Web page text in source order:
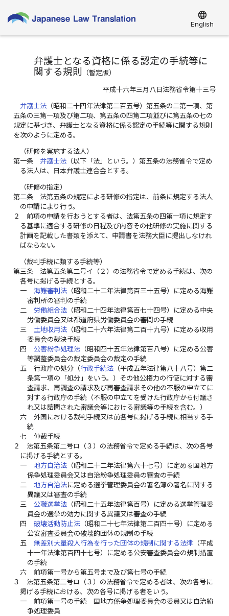
language
English
弁護士となる資格に係る認定の手続等に
関する規則
（暫定版）
平成十六年三月八日法務省令第十三号
弁護士法 （昭和二十四年法律第二百五号）第五条の二第一項、第
五条の三第一項及び第二項、第五条の四第二項並びに第五条の七の
規定に基づき、弁護士となる資格に係る認定の手続等に関する規則
を次のように定める。
（研修を実施する法人）
第一条
弁護士法 （以下「法」という。）第五条の法務省令で定め
る法人は、日本弁護士連合会とする。
（研修の指定）
第二条
法第五条の規定による研修の指定は、前条に規定する法人
の申請により行う。
２
前項の申請を行おうとする者は、法第五条の四第一項に規定す
る基準に適合する研修の日程及び内容その他研修の実施に関する
計画を記載した書類を添えて、申請書を法務大臣に提出しなけれ
ばならない。
（裁判手続に類する手続等）
第三条
法第五条第二号イ（２）の法務省令で定める手続は、次の
各号に掲げる手続とする。
一
海難審判法（昭和二十二年法律第百三十五号）に定める海難
審判所の審判の手続
二
労働組合法（昭和二十四年法律第百七十四号）に定める中央
労働委員会又は都道府県労働委員会の審問の手続
三
土地収用法（昭和二十六年法律第二百十九号）に定める収用
委員会の裁決手続
四
公害紛争処理法（昭和四十五年法律第百八号）に定める公害
等調整委員会の裁定委員会の裁定の手続
五
行政庁の処分（行政手続法（平成五年法律第八十八号）第二
条第一項の「処分」をいう。）その他公権力の行使に対する審
査請求、再調査の請求及び再審査請求その他の不服の申立てに
対する行政庁の手続（不服の申立てを受けた行政庁から付議さ
れ又は諮問された審議会等における審議等の手続を含む。）
六
外国における裁判手続又は前各号に掲げる手続に相当する手
続
七
仲裁手続
２
法第五条第二号ロ（３）の法務省令で定める手続は、次の各号
に掲げる手続とする。
一
地方自治法（昭和二十二年法律第六十七号）に定める国地方
係争処理委員会又は自治紛争処理委員の審査の手続
二
地方自治法に定める選挙管理委員会の署名簿の署名に関する
異議又は審査の手続
三
公職選挙法（昭和二十五年法律第百号）に定める選挙管理委
員会の選挙の効力に関する異議又は審査の手続
四
破壊活動防止法（昭和二十七年法律第二百四十号）に定める
公安審査委員会の破壊的団体の規制の手続
五
無差別大量殺人行為を行った団体の規制に関する法律 （平成
十一年法律第百四十七号）に定める公安審査委員会の規制措置
の手続
六
前項第一号から第五号まで及び第七号の手続
３
法第五条第二号ロ（３）の法務省令で定める者は、次の各号に
掲げる手続における、次の各号に掲げる者をいう。
一
前項第一号の手続 国地方係争処理委員会の委員又は自治紛
争処理委員